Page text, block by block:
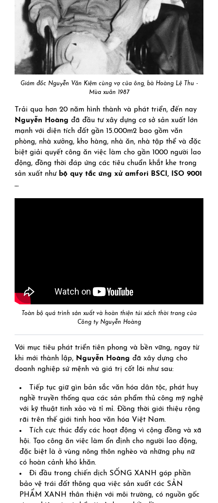
Giám đốc Nguyễn Văn Kiệm cùng vợ của ông, bà Hoàng Lệ Thu -
Mùa xuân 1987
Trải qua hơn 20 năm hình thành và phát triển, đến nay
Nguyễn Hoàng đã đầu tư xây dựng cơ sở sản xuất lớn
mạnh với diện tích đất gần 15.000m2 bao gồm văn
phòng, nhà xưởng, kho hàng, nhà ăn, nhà tập thể và đặc
biệt giải quyết công ăn việc làm cho gần 1000 người lao
động, đồng thời đáp ứng các tiêu chuẩn khắt khe trong
sản xuất như bộ quy tắc ứng xử amfori BSCI, ISO 9001
…
Toàn bộ quá trình sản xuất và hoàn thiện túi xách thời trang của
Công ty Nguyễn Hoàng
Với mục tiêu phát triển tiên phong và bền vững, ngay từ
khi mới thành lập, Nguyễn Hoàng đã xây dựng cho
doanh nghiệp sứ mệnh và giá trị cốt lõi như sau:
Tiếp tục giữ gìn bản sắc văn hóa dân tộc, phát huy
nghề truyền thống qua các sản phẩm thủ công mỹ nghệ
với kỹ thuật tinh xảo và tỉ mỉ. Đồng thời giới thiệu rộng
rãi trên thế giới tinh hoa văn hóa Việt Nam.
Tích cực thúc đẩy các hoạt động vì cộng đồng và xã
hội. Tạo công ăn việc làm ổn định cho người lao động,
đặc biệt là ở vùng nông thôn nghèo và những phụ nữ
có hoàn cảnh khó khăn.
Đi đầu trong chiến dịch SỐNG XANH góp phần
bảo vệ trái đất thông qua việc sản xuất các SẢN
PHẨM XANH thân thiện với môi trường, có nguồn gốc